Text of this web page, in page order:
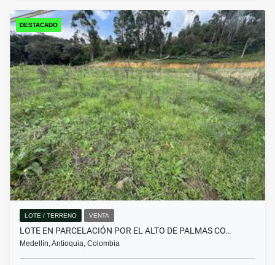
DESTACADO
LOTE / TERRENO VENTA
LOTE EN PARCELACIÓN POR EL ALTO DE PALMAS CO…
Medellín, Antioquia, Colombia